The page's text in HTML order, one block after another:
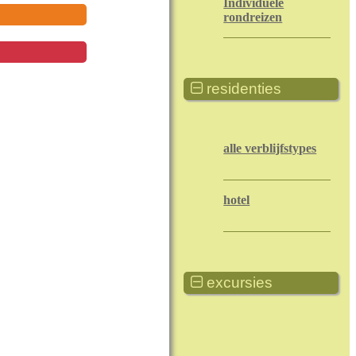
Individuele
rondreizen
residenties
alle verblijfstypes
hotel
excursies